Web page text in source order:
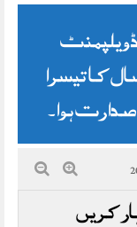
کا تیسرا
ہوا۔
کریں